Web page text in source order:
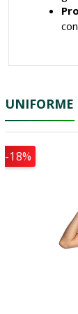
-18%